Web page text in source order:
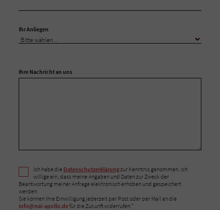
Ihr Anliegen
Ihre Nachricht an uns
Ich habe die Datenschutzerklärungzur Kenntnis genommen. Ich
willige ein, dass meine Angaben und Daten zur Zweck der
Beantwortung meiner Anfrage elektronisch erhoben und gespeichert
werden.
Sie können Ihre Einwilligung jederzeit per Post oder per Mail an die
info@nai-apollo.defür die Zukunft widerrufen.*